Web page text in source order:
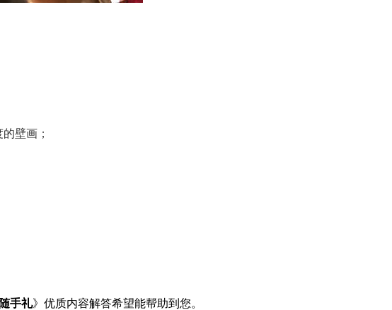
壁画；
手礼》优质内容解答希望能帮助到您。